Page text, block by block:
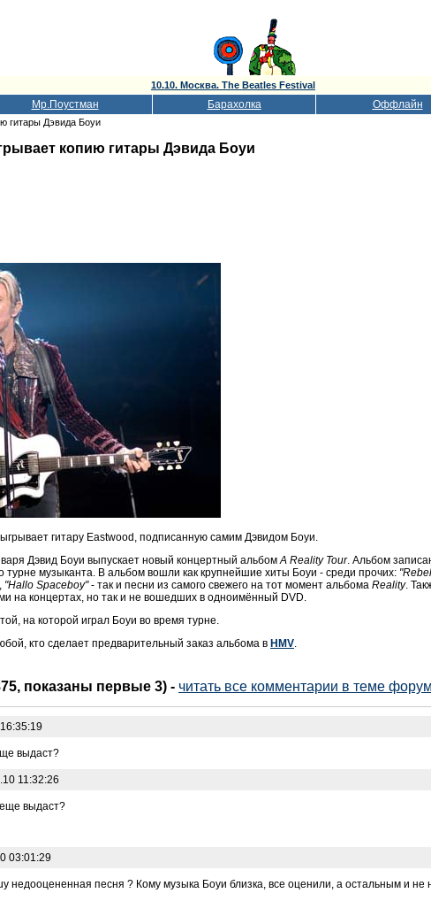
10.10. Москва. The Beatles Festival
Мр.Поустман Барахолка Оффлайн
гитары Дэвида Боуи
копию гитары Дэвида Боуи
гитару Eastwood, подписанную самим Дэвидом Боуи.
Дэвид Боуи выпускает новый концертный альбом A Reality Tour. Альбом
турне музыканта. В альбом вошли как крупнейшие хиты Боуи - среди прочих:
"Hallo Spaceboy"- так и песни из самого свежего на тот момент альбома Reality.
на концертах, но так и не вошедших в одноимённый DVD.
на которой играл Боуи во время турне.
кто сделает предварительный заказ альбома в HMV
показаны первые 3) - читать все комментарии в теме
выдаст?
11:32:26
выдаст?
03:01:29
недооцененная песня ? Кому музыка Боуи близка, все оценили, а остальным и не